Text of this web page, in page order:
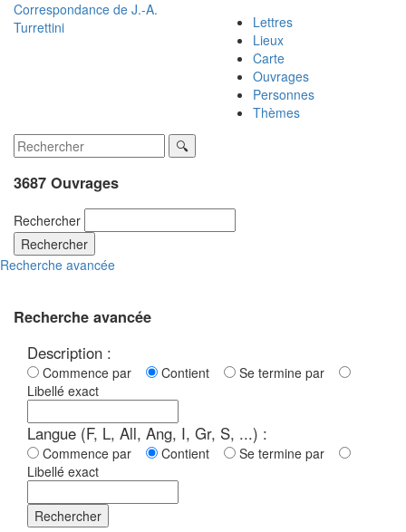
Correspondance de J.-A.
Turrettini
Lettres
Lieux
Carte
Ouvrages
Personnes
Thèmes
3687 Ouvrages
Rechercher
Rechercher
Recherche avancée
Recherche avancée
Description :
Commence par Contient
Se termine par
Libellé exact
Langue (F, L, All, Ang, I, Gr, S, ...) :
Commence par Contient
Se termine par
Libellé exact
Rechercher